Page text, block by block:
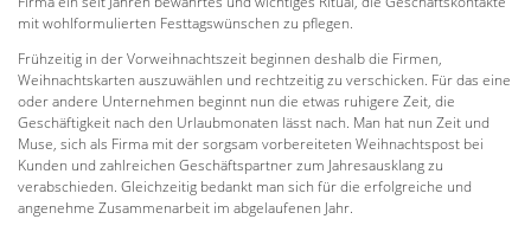
mit wohlformulierten Festtagswünschen zu pflegen.
Frühzeitig in der Vorweihnachtszeit beginnen deshalb die Firmen,
Weihnachtskarten auszuwählen und rechtzeitig zu verschicken. Für das eine
oder andere Unternehmen beginnt nun die etwas ruhigere Zeit, die
Geschäftigkeit nach den Urlaubmonaten lässt nach. Man hat nun Zeit und
Muse, sich als Firma mit der sorgsam vorbereiteten Weihnachtspost bei
Kunden und zahlreichen Geschäftspartner zum Jahresausklang zu
verabschieden. Gleichzeitig bedankt man sich für die erfolgreiche und
angenehme Zusammenarbeit im abgelaufenen Jahr.